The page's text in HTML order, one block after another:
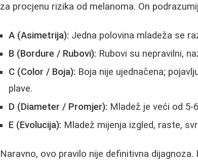
za procjenu rizika od melanoma. On
A (Asimetrija): Jedna polovina mladeža se
B (Bordure / Rubovi): Rubovi su nepravilni,
C (Color / Boja): Boja nije ujednačena;
plave.
D (Diameter / Promjer): Mladež je veći od 5-
E (Evolucija): Mladež mijenja izgled, raste,
Naravno, ovo pravilo nije definitivna